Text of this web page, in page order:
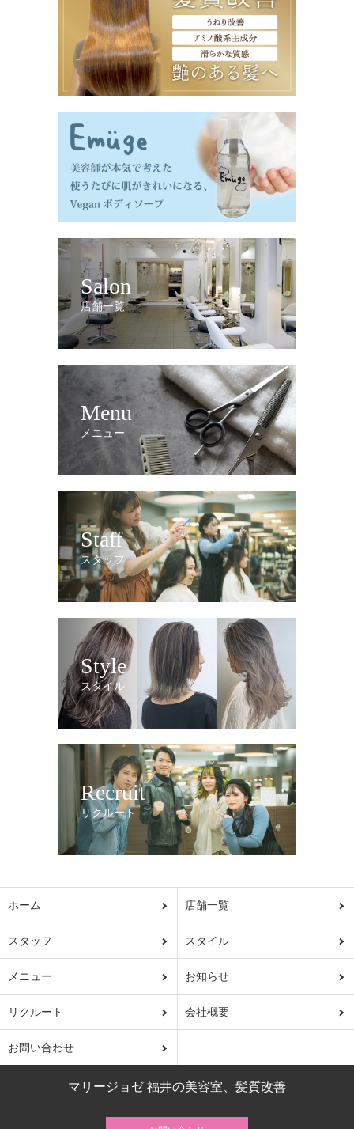
Salon
店舗一覧
Menu
メニュー
Staff
スタッフ
Style
スタイル
Recruit
リクルート
ホーム 店舗一覧
スタッフ スタイル
メニュー お知らせ
リクルート 会社概要
お問い合わせ
マリージョゼ 福井の美容室、髪質改善